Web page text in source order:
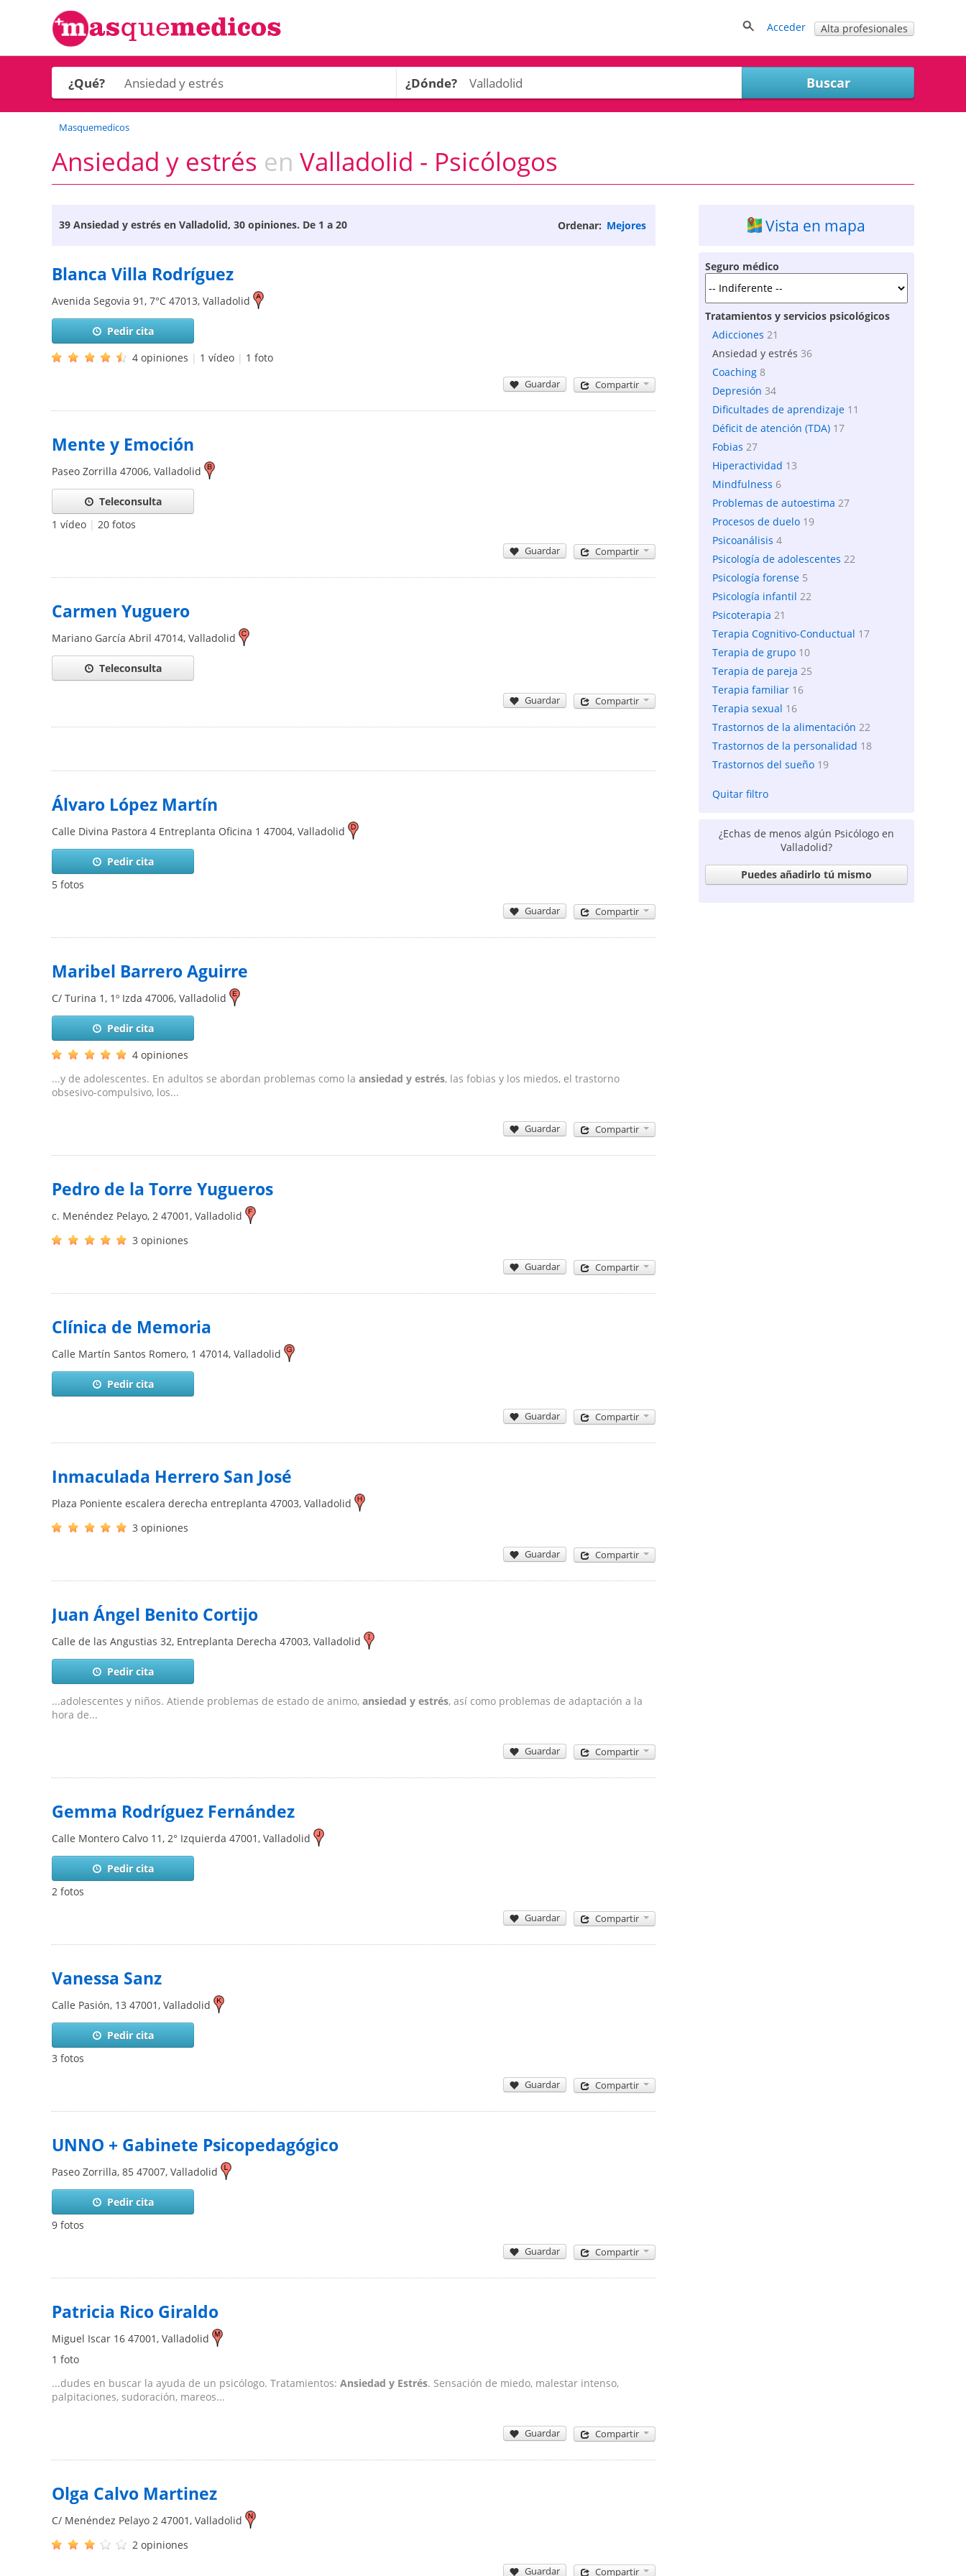
Acceder Alta profesionales
¿Qué? ¿Dónde?
Masquemedicos
Ansiedad y estrés en Valladolid - Psicólogos
Ordenar: Mejores
39 Ansiedad y estrés en Valladolid, 30 opiniones. De 1 a 20
Blanca Villa Rodríguez
Avenida Segovia 91, 7°C 47013, Valladolid
Pedir cita
4 opiniones | 1 vídeo | 1 foto
Guardar Compartir
Mente y Emoción
Paseo Zorrilla 47006, Valladolid
Teleconsulta
1 vídeo | 20 fotos
Guardar Compartir
Carmen Yuguero
Mariano García Abril 47014, Valladolid
Teleconsulta
Guardar Compartir
Álvaro López Martín
Calle Divina Pastora 4 Entreplanta Oficina 1 47004, Valladolid
Pedir cita
5 fotos
Guardar Compartir
Maribel Barrero Aguirre
C/ Turina 1, 1º Izda 47006, Valladolid
Pedir cita
4 opiniones
...y de adolescentes. En adultos se abordan problemas como la ansiedad y estrés, las fobias y los miedos, el trastorno
obsesivo-compulsivo, los...
Guardar Compartir
Pedro de la Torre Yugueros
c. Menéndez Pelayo, 2 47001 , Valladolid
3 opiniones
Guardar Compartir
Clínica de Memoria
Calle Martín Santos Romero, 1 47014, Valladolid
Pedir cita
Guardar Compartir
Inmaculada Herrero San José
Plaza Poniente escalera derecha entreplanta 47003, Valladolid
3 opiniones
Guardar Compartir
Juan Ángel Benito Cortijo
Calle de las Angustias 32, Entreplanta Derecha 47003, Valladolid
Pedir cita
...adolescentes y niños. Atiende problemas de estado de animo, ansiedad y estrés, así como problemas de adaptación a la
hora de...
Guardar Compartir
Gemma Rodríguez Fernández
Calle Montero Calvo 11, 2° Izquierda 47001 , Valladolid
Pedir cita
2 fotos
Guardar Compartir
Vanessa Sanz
Calle Pasión, 13 47001 , Valladolid
Pedir cita
3 fotos
Guardar Compartir
UNNO + Gabinete Psicopedagógico
Paseo Zorrilla, 85 47007, Valladolid
Pedir cita
9 fotos
Guardar Compartir
Patricia Rico Giraldo
Miguel Iscar 16 47001 , Valladolid
1 foto
...dudes en buscar la ayuda de un psicólogo. Tratamientos: Ansiedad y Estrés. Sensación de miedo, malestar intenso,
palpitaciones, sudoración, mareos...
Guardar Compartir
Olga Calvo Martinez
C/ Menéndez Pelayo 2 47001 , Valladolid
2 opiniones
Guardar Compartir
Vista en mapa
Seguro médico
Tratamientos y servicios psicológicos
Adicciones 21
Ansiedad y estrés 36
Coaching 8
Depresión 34
Dificultades de aprendizaje 11
Déficit de atención (TDA) 17
Fobias 27
Hiperactividad 13
Mindfulness 6
Problemas de autoestima 27
Procesos de duelo 19
Psicoanálisis 4
Psicología de adolescentes 22
Psicología forense 5
Psicología infantil 22
Psicoterapia 21
Terapia Cognitivo-Conductual 17
Terapia de grupo 10
Terapia de pareja 25
Terapia familiar 16
Terapia sexual 16
Trastornos de la alimentación 22
Trastornos de la personalidad 18
Trastornos del sueño 19
Quitar filtro
¿Echas de menos algún Psicólogo en
Valladolid?
Puedes añadirlo tú mismo